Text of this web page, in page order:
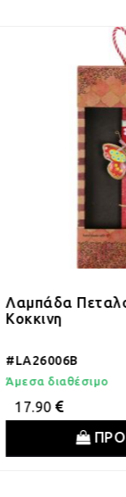
Λαμπάδα
Κοκκινη
#LA26006B
Άμεσα διαθέσιμο
17.90